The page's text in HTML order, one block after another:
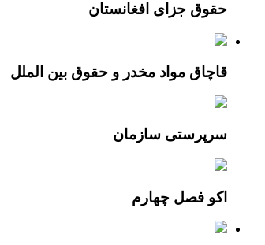
حقوق جزای افغانستان
قاچاق مواد مخدر و حقوق بین الملل
سرپرستی سازمان
اکو فصل چهارم